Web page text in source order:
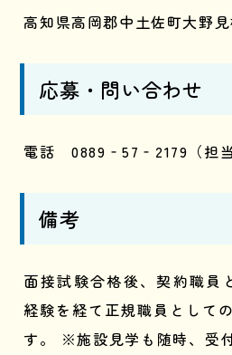
高知県高岡郡中土佐町大野
応募・問い合わせ
電話 0889‐57‐2179（担当
備考
面接試験合格後、契約職員
経験を経て正規職員として
す。 ※施設見学も随時、受